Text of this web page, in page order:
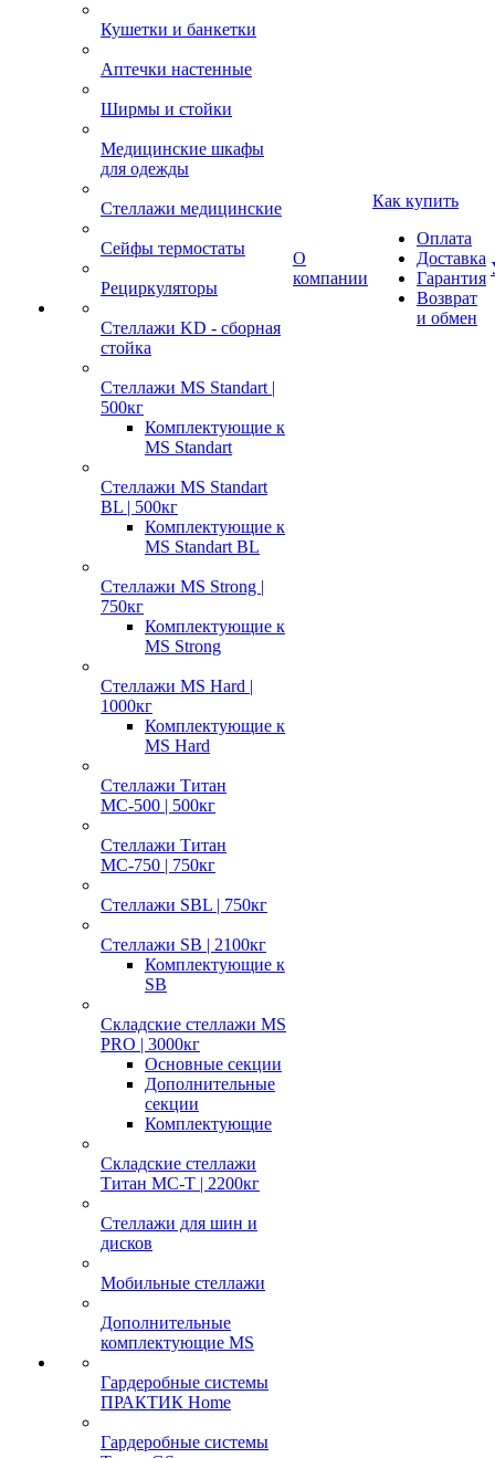
Кушетки и банкетки
Аптечки настенные
Ширмы и стойки
Медицинские шкафы
для одежды
Стеллажи медицинские
Сейфы термостаты
Рециркуляторы
Стеллажи KD - сборная
стойка
Стеллажи MS Standart |
500кг
Комплектующие к
MS Standart
Стеллажи MS Standart
BL | 500кг
Комплектующие к
MS Standart BL
Стеллажи MS Strong |
750кг
Комплектующие к
MS Strong
Стеллажи MS Hard |
1000кг
Комплектующие к
MS Hard
Стеллажи Титан
МС-500 | 500кг
Стеллажи Титан
МС-750 | 750кг
Стеллажи SBL | 750кг
Стеллажи SB | 2100кг
Комплектующие к
SB
Складские стеллажи MS
PRO | 3000кг
Основные секции
Дополнительные
секции
Комплектующие
Складские стеллажи
Титан МС-Т | 2200кг
Стеллажи для шин и
дисков
Мобильные стеллажи
Дополнительные
комплектующие MS
Гардеробные системы
ПРАКТИК Home
Гардеробные системы
О
компании
Как купить
Оплата
Доставка
Гарантия
Возврат
и обмен